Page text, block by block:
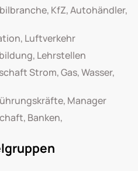
KfZ, Autohändler,
Luftverkehr
Lehrstellen
Strom, Gas, Wasser,
Manager
Banken,